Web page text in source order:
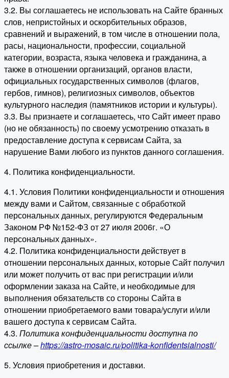
3.2. Вы соглашаетесь не использовать на Сайте бранных
слов, непристойных и оскорбительных образов,
сравнений и выражений, в том числе в отношении пола,
расы, национальности, профессии, социальной
категории, возраста, языка человека и гражданина, а
также в отношении организаций, органов власти,
официальных государственных символов (флагов,
гербов, гимнов), религиозных символов, объектов
культурного наследия (памятников истории и культуры).
3.3. Вы признаете и соглашаетесь, что Сайт имеет право
(но не обязанность) по своему усмотрению отказать в
предоставление доступа к сервисам Сайта, за
нарушение Вами любого из пунктов данного соглашения.
4. Политика конфиденциальности.
4.1. Условия Политики конфиденциальности и отношения
между вами и Сайтом, связанные с обработкой
персональных данных, регулируются Федеральным
Законом РФ №152-ФЗ от 27 июля 2006г. «О
персональных данных».
4.2. Политика конфиденциальности действует в
отношении персональных данных, которые Сайт получил
или может получить от вас при регистрации и/или
оформлении заказа на Сайте, и необходимые для
выполнения обязательств со стороны Сайта в
отношении приобретаемого вами товара/услуги и/или
вашего доступа к сервисам Сайта.
4.3. Политика конфиденциальности доступна по
ссылке –https://astro-mosaic.ru/politika-konfidentsialnosti/
5. Условия приобретения и доставки.